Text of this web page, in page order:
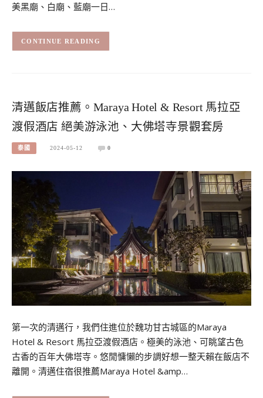
美黑廟、白廟、藍廟一日…
CONTINUE READING
清邁飯店推薦。Maraya Hotel & Resort 馬拉亞
渡假酒店 絕美游泳池、大佛塔寺景觀套房
泰國 2024-05-12 0
第一次的清邁行，我們住進位於魏功甘古城區的Maraya
Hotel & Resort 馬拉亞渡假酒店。極美的泳池、可眺望古色
古香的百年大佛塔寺。悠閒慵懶的步調好想一整天賴在飯店不
離開。清邁住宿很推薦Maraya Hotel &amp…